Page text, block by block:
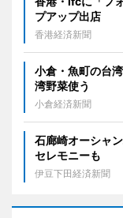
プアップ出店
香港経済新聞
小倉・魚町の台
湾野菜使う
小倉経済新聞
石廊崎オーシャ
セレモニーも
伊豆下田経済新聞